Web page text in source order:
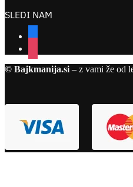
SLEDI NAM
© Bajkmanija.si– z vami že od